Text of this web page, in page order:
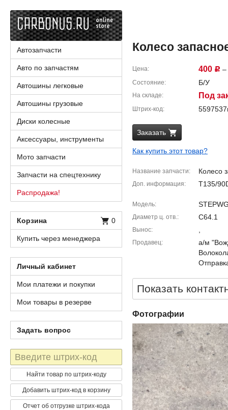
Колесо
Цена 400 Р –
Состояние Б/У
На складе Под
Штрих-код
Заказать
Как купить этот товар?
Название запчасти Колесо
Доп. информация T135/
Модель
Диаметр ц. отв. C64.1
Вынос
Продавец
а/м
Показать
Фотографии
Автозапчасти
Авто по запчастям
Автошины легковые
Автошины грузовые
Диски колесные
Аксессуары, инструменты
Мото запчасти
Запчасти на спецтехнику
Распродажа!
Корзина 0
Купить через менеджера
Личный кабинет
Мои платежи и покупки
Мои товары в резерве
Задать вопрос
Штрих-
код
Найти товар по штрих-коду
Добавить штрих-код в корзину
Отчет об отгрузке штрих-кода